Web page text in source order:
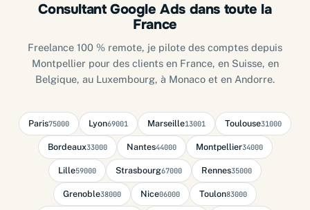
Consultant Google Ads dans toute la
France
Freelance 100 % remote, je pilote des comptes depuis
Montpellier pour des clients en France, en Suisse, en
Belgique, au Luxembourg, à Monaco et en Andorre.
Paris75000 Lyon69001 Marseille13001 Toulouse31000
Bordeaux33000 Nantes44000 Montpellier34000
Lille59000 Strasbourg67000 Rennes35000
Grenoble38000 Nice06000 Toulon83000